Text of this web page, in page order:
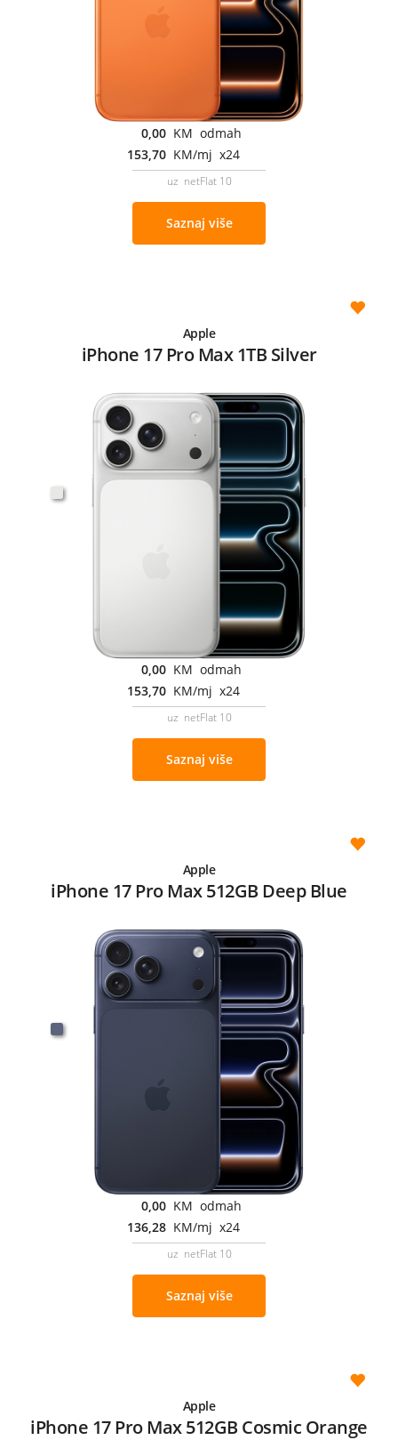
0,00 KM odmah
153,70 KM/mj x24
uz netFlat 10
Saznaj više
Apple
iPhone 17 Pro Max 1TB Silver
0,00 KM odmah
153,70 KM/mj x24
uz netFlat 10
Saznaj više
Apple
iPhone 17 Pro Max 512GB Deep Blue
0,00 KM odmah
136,28 KM/mj x24
uz netFlat 10
Saznaj više
Apple
iPhone 17 Pro Max 512GB Cosmic Orange